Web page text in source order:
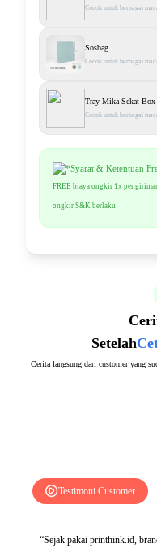
Cocok untuk berbagai
Sosbag
Cocok untuk berbagai
Tray Mika Sekat Box
Cocok untuk berbagai
*Syarat & Ketentuan
FREE biaya ongkir 1x
ongkir S&K berlaku
Setelah
Cerita langsung dari customer yang
Testimoni Customer
“Sejak pakai printhink.id,